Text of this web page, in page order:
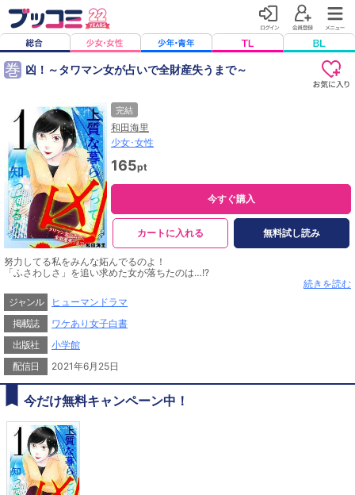
巻 凶！～タワマン女が占いで全財産失うまで～
完結
和田海里
少女･女性
165pt
今すぐ購入
カートに入れる 無料試し読み
努力してる私をみんな妬んでるのよ！
「ふさわしさ」を追い求めた女が落ちたのは…!?
独身OLのぞみは、20代の若さでタワマンを購入。努力して貯金もして、念願の
自分だけのお城と上質な暮らしを手に入れた……とウキウキだったのも束の間。
引越当日のハプニングがきっかけで、高層階住人たちとお近づきになり、そのナ
チュラルに裕福な暮らしぶりにショックを受けてしまう。一方、職場では、生き
方自慢が押し付けがましいと、同僚たちがのぞみの陰口しきり。イライラしなが
らの帰り道、ふと呼び止められた占い師にアドバイスを受け――。
自称「自立女」の占い沼転落ストーリー新連載！
続きを読む
ジャンル
ヒューマンドラマ
掲載誌
ワケあり女子白書
出版社
小学館
配信日
2021年6月25日
今だけ無料キャンペーン中！